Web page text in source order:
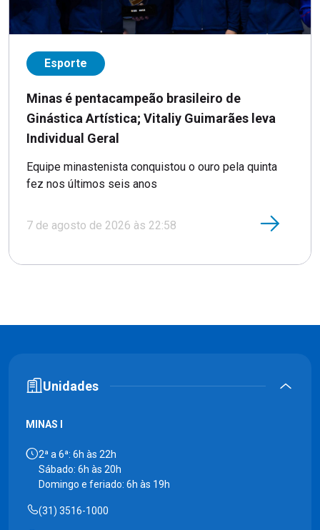
Esporte
Minas é pentacampeão brasileiro de
Ginástica Artística; Vitaliy Guimarães leva
Individual Geral
Equipe minastenista conquistou o ouro pela quinta
fez nos últimos seis anos
7 de agosto de 2026 às 22:58
Unidades
MINAS I
2ª a 6ª: 6h às 22h
Sábado: 6h às 20h
Domingo e feriado: 6h às 19h
(31) 3516-1000